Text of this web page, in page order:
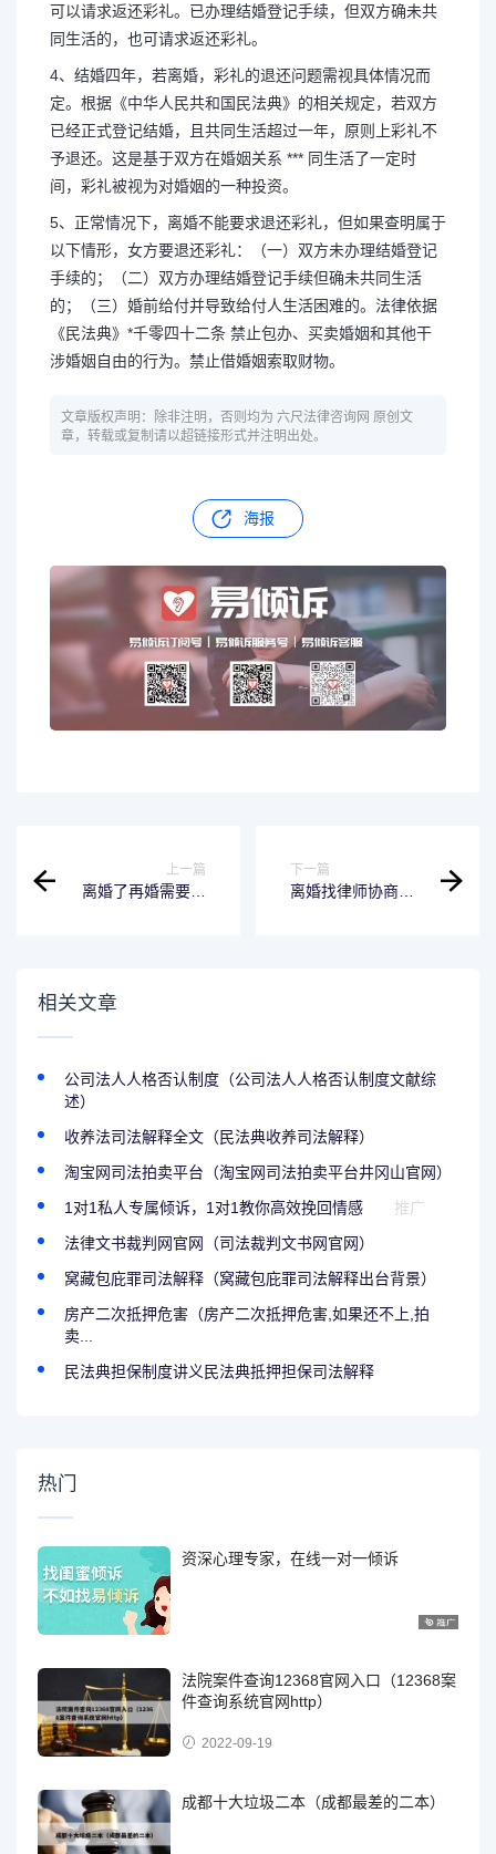
可以请求返还彩礼。已办理结婚登记手续，但双方确未共
同生活的，也可请求返还彩礼。
4、结婚四年，若离婚，彩礼的退还问题需视具体情况而
定。根据《中华人民共和国民法典》的相关规定，若双方
已经正式登记结婚，且共同生活超过一年，原则上彩礼不
予退还。这是基于双方在婚姻关系 *** 同生活了一定时
间，彩礼被视为对婚姻的一种投资。
5、正常情况下，离婚不能要求退还彩礼，但如果查明属于
以下情形，女方要退还彩礼：（一）双方未办理结婚登记
手续的；（二）双方办理结婚登记手续但确未共同生活
的；（三）婚前给付并导致给付人生活困难的。法律依据
《民法典》*千零四十二条 禁止包办、买卖婚姻和其他干
涉婚姻自由的行为。禁止借婚姻索取财物。
文章版权声明：除非注明，否则均为 六尺法律咨询网 原创文
章，转载或复制请以超链接形式并注明出处。
海报
上一篇
离婚了再婚需要出
下一篇
离婚找律师协商有
相关文章
公司法人人格否认制度（公司法人人格否认制度文献综
述）
收养法司法解释全文（民法典收养司法解释）
淘宝网司法拍卖平台（淘宝网司法拍卖平台井冈山官网）
1对1私人专属倾诉，1对1教你高效挽回情感
推广
法律文书裁判网官网（司法裁判文书网官网）
窝藏包庇罪司法解释（窝藏包庇罪司法解释出台背景）
房产二次抵押危害（房产二次抵押危害,如果还不上,拍
卖...
民法典担保制度讲义民法典抵押担保司法解释
热门
资深心理专家，在线一对一倾诉
法院案件查询12368官网入口（12368案
件查询系统官网http）
2022-09-19
成都十大垃圾二本（成都最差的二本）